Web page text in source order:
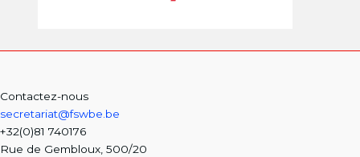
Contactez-nous
secretariat@fswbe.be
+32(0)81 740176
Rue de Gembloux, 500/20